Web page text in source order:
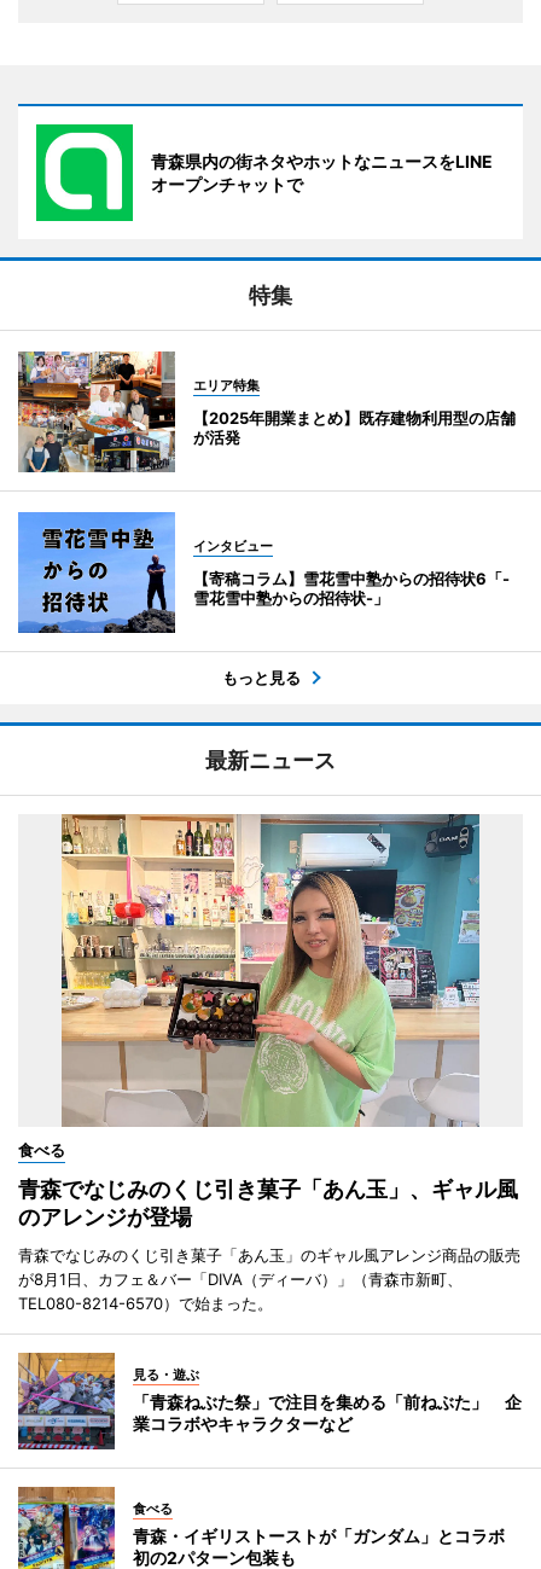
青森県内の街ネタやホットなニュースをLINE
オープンチャットで
特集
エリア特集
【2025年開業まとめ】既存建物利用型の店舗
が活発
インタビュー
【寄稿コラム】雪花雪中塾からの招待状6「-
雪花雪中塾からの招待状-」
もっと見る
最新ニュース
食べる
青森でなじみのくじ引き菓子「あん玉」、ギャル風
のアレンジが登場
青森でなじみのくじ引き菓子「あん玉」のギャル風アレンジ商品の販売
が8月1日、カフェ＆バー「DIVA（ディーバ）」（青森市新町、
TEL080-8214-6570）で始まった。
見る・遊ぶ
「青森ねぶた祭」で注目を集める「前ねぶた」 企
業コラボやキャラクターなど
食べる
青森・イギリストーストが「ガンダム」とコラボ
初の2パターン包装も